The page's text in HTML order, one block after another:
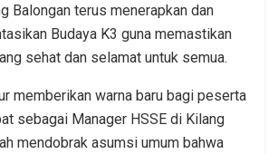
Balongan terus menerapkan dan
Budaya K3 guna memastikan
sehat dan selamat untuk semua.
memberikan warna baru bagi peserta
sebagai Manager HSSE di Kilang
mendobrak asumsi umum bahwa